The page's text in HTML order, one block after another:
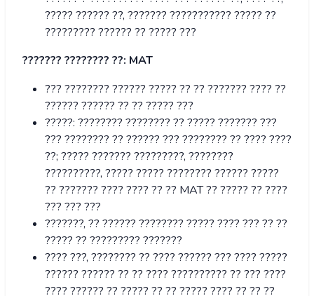
????? ?????? ??, ??????? ??????????? ????? ??
????????? ?????? ?? ????? ???
??????? ???????? ??: MAT
??? ???????? ?????? ????? ?? ?? ??????? ???? ??
?????? ?????? ?? ?? ????? ???
?????: ???????? ???????? ?? ????? ??????? ???
??? ???????? ?? ?????? ??? ???????? ?? ???? ????
??; ????? ??????? ?????????, ????????
??????????, ????? ????? ???????? ?????? ?????
?? ??????? ???? ???? ?? ?? MAT ?? ????? ?? ????
??? ??? ???
???????, ?? ?????? ???????? ????? ???? ??? ?? ??
????? ?? ????????? ???????
???? ???, ???????? ?? ???? ?????? ??? ???? ?????
?????? ?????? ?? ?? ???? ?????????? ?? ??? ????
???? ?????? ?? ????? ?? ?? ????? ???? ?? ?? ??